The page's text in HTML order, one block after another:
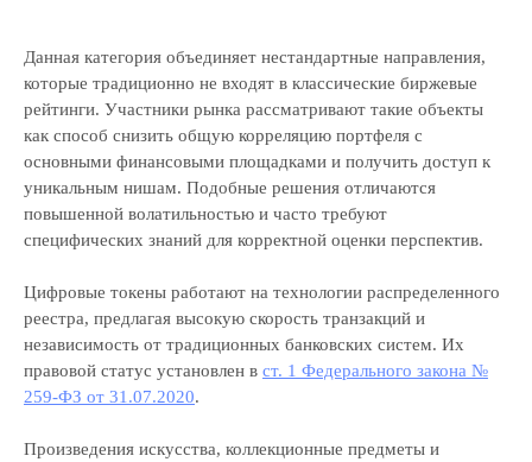
Данная категория объединяет нестандартные направления,
которые традиционно не входят в классические биржевые
рейтинги. Участники рынка рассматривают такие объекты
как способ снизить общую корреляцию портфеля с
основными финансовыми площадками и получить доступ к
уникальным нишам. Подобные решения отличаются
повышенной волатильностью и часто требуют
специфических знаний для корректной оценки перспектив.
Цифровые токены работают на технологии распределенного
реестра, предлагая высокую скорость транзакций и
независимость от традиционных банковских систем. Их
правовой статус установлен в ст. 1 Федерального закона №
259-ФЗ от 31.07.2020.
Произведения искусства, коллекционные предметы и